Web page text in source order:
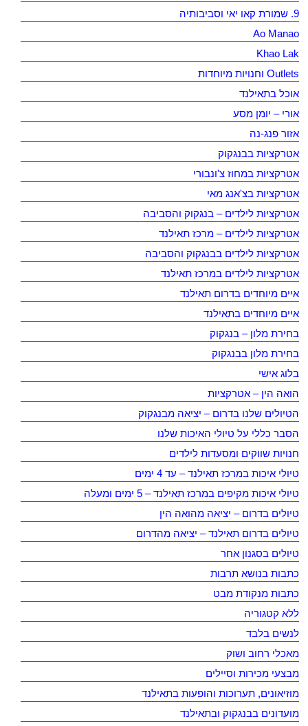
9. שמורת קאו יאי וסביבותיה
Ao Manao
Khao Lak
Outlets וחנויות מיוחדות
אוכל בתאילנד
אורי – יומן מסע
אזור פנג-נה
אטרקציות בבנגקוק
אטרקציות במחוז צ'ונבורי
אטרקציות בצ'אנג מאי
אטרקציות לילדים – בנגקוק והסביבה
אטרקציות לילדים – מרכז תאילנד
אטרקציות לילדים בבנגקוק והסביבה
אטרקציות לילדים במרכז תאילנד
איים מיוחדים בדרום תאילנד
איים מיוחדים בתאילנד
בחירת מלון – בנגקוק
בחירת מלון בבנגקוק
בלוג אישי
הואה הין – אטרקציות
הטיולים שלנו בדרום – יציאה מבנגקוק
הסבר כללי על טיולי האיכות שלנו
חנויות שווקים ומסעדות לילדים
טיולי איכות במרכז תאילנד – עד 4 ימים
טיולי איכות מקיפים במרכז תאילנד – 5 ימים ומעלה
טיולים בדרום – יציאה מהואה הין
טיולים בדרום תאילנד – יציאה מהדרום
טיולים בסגנון אחר
כתבות בנושא תרבות
כתבות מנקודת מבט
ללא קטגוריה
לנשים בלבד
מאכלי רחוב ושוק
מבצעי מכירות וסיילים
מוזיאונים, תערוכות והופעות בתאילנד
מועדונים בבנגקוק ובתאילנד